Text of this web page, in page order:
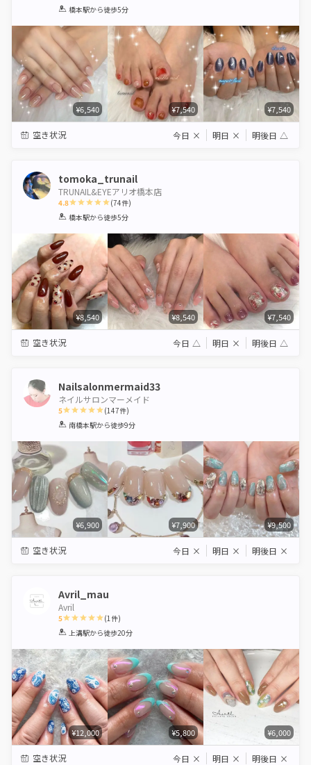
1 2 3 4 5
橋本駅から徒歩5分
¥6,540 ¥7,540 ¥7,540
空き状況 今日 × 明日 × 明後日 △
tomoka_trunail
TRUNAIL&EYEアリオ橋本店
4.8
1 2 3 4 5
(74件)
橋本駅から徒歩5分
¥8,540 ¥8,540 ¥7,540
空き状況 今日 △ 明日 × 明後日 △
Nailsalonmermaid33
ネイルサロンマーメイド
5
1 2 3 4 5
(147件)
南橋本駅から徒歩9分
¥6,900 ¥7,900 ¥9,500
空き状況 今日 × 明日 × 明後日 ×
Avril_mau
Avril
5
1 2 3 4 5
(1件)
上溝駅から徒歩20分
¥12,000 ¥5,800 ¥6,000
空き状況 今日 × 明日 × 明後日 ×